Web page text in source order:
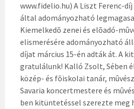
www.fidelio.hu) A Liszt Ferenc-
által adományozható
Kiemelkedõ zenei és elõadó-
elismerésére adományozható
díjat március 15-én adták át. A
gratulálunk! Kalló Zsolt, Sében
közép- és fõiskolai tanár,
Savaria koncertmestere és
ben kitüntetéssel szerezte meg